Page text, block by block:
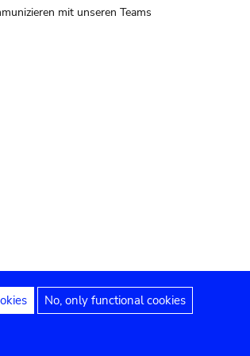
mit unseren Teams
Hinweise Erklärung zur Barrierefreiheit
No, only functional cookies